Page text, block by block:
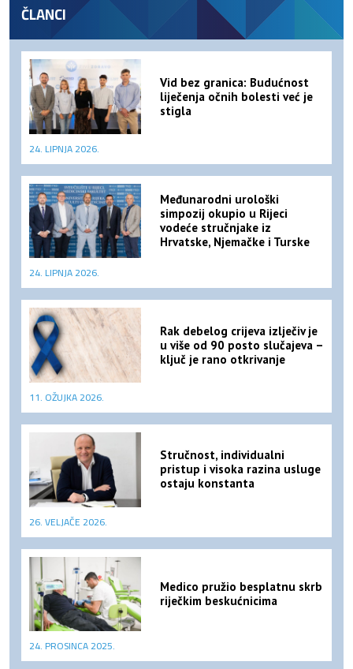
ČLANCI
Vid bez granica: Budućnost
liječenja očnih bolesti već je
stigla
24. LIPNJA 2026.
Međunarodni urološki
simpozij okupio u Rijeci
vodeće stručnjake iz
Hrvatske, Njemačke i Turske
24. LIPNJA 2026.
Rak debelog crijeva izlječiv je
u više od 90 posto slučajeva –
ključ je rano otkrivanje
11. OŽUJKA 2026.
Stručnost, individualni
pristup i visoka razina usluge
ostaju konstanta
26. VELJAČE 2026.
Medico pružio besplatnu skrb
riječkim beskućnicima
24. PROSINCA 2025.